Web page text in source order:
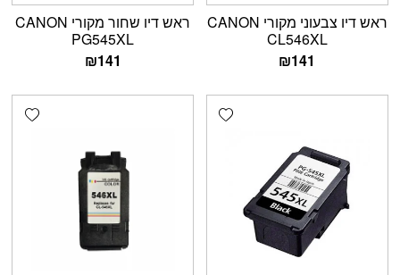
ראש דיו צבעוני מקורי CANON
CL546XL
₪141
ראש דיו שחור מקורי CANON
PG545XL
₪141
Add wishlist